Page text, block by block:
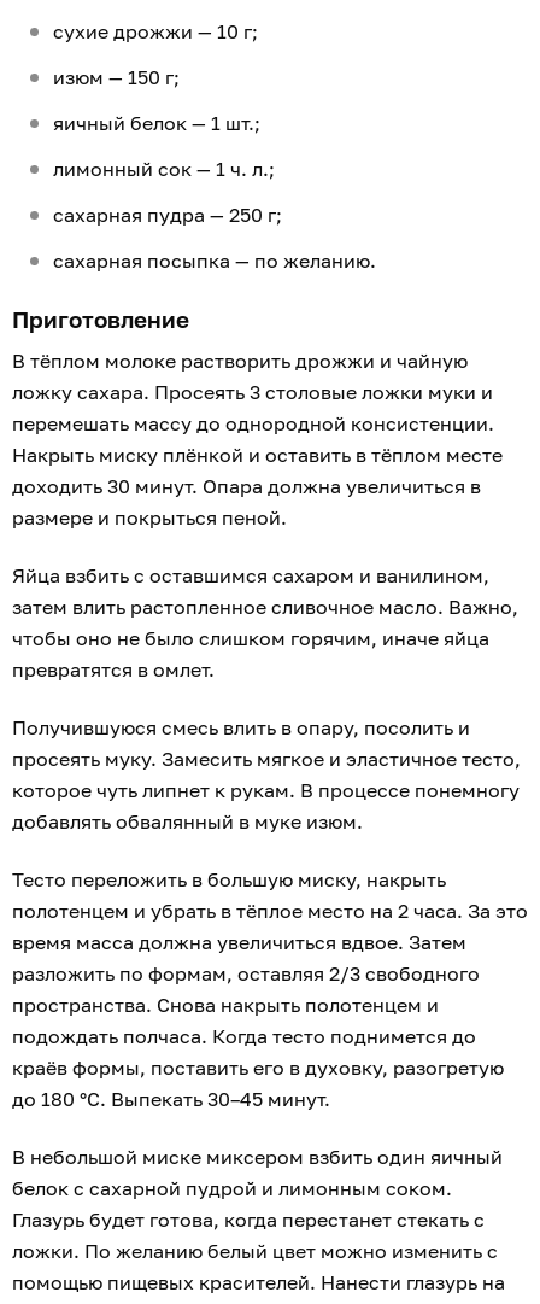
сухие дрожжи — 10 г;
изюм — 150 г;
яичный белок — 1 шт.;
лимонный сок — 1 ч. л.;
сахарная пудра — 250 г;
сахарная посыпка — по желанию.
Приготовление
В тёплом молоке растворить дрожжи и чайную
ложку сахара. Просеять 3 столовые ложки муки и
перемешать массу до однородной консистенции.
Накрыть миску плёнкой и оставить в тёплом месте
доходить 30 минут. Опара должна увеличиться в
размере и покрыться пеной.
Яйца взбить с оставшимся сахаром и ванилином,
затем влить растопленное сливочное масло. Важно,
чтобы оно не было слишком горячим, иначе яйца
превратятся в омлет.
Получившуюся смесь влить в опару, посолить и
просеять муку. Замесить мягкое и эластичное тесто,
которое чуть липнет к рукам. В процессе понемногу
добавлять обвалянный в муке изюм.
Тесто переложить в большую миску, накрыть
полотенцем и убрать в тёплое место на 2 часа. За это
время масса должна увеличиться вдвое. Затем
разложить по формам, оставляя 2/3 свободного
пространства. Снова накрыть полотенцем и
подождать полчаса. Когда тесто поднимется до
краёв формы, поставить его в духовку, разогретую
до 180 °С. Выпекать 30–45 минут.
В небольшой миске миксером взбить один яичный
белок с сахарной пудрой и лимонным соком.
Глазурь будет готова, когда перестанет стекать с
ложки. По желанию белый цвет можно изменить с
помощью пищевых красителей. Нанести глазурь на